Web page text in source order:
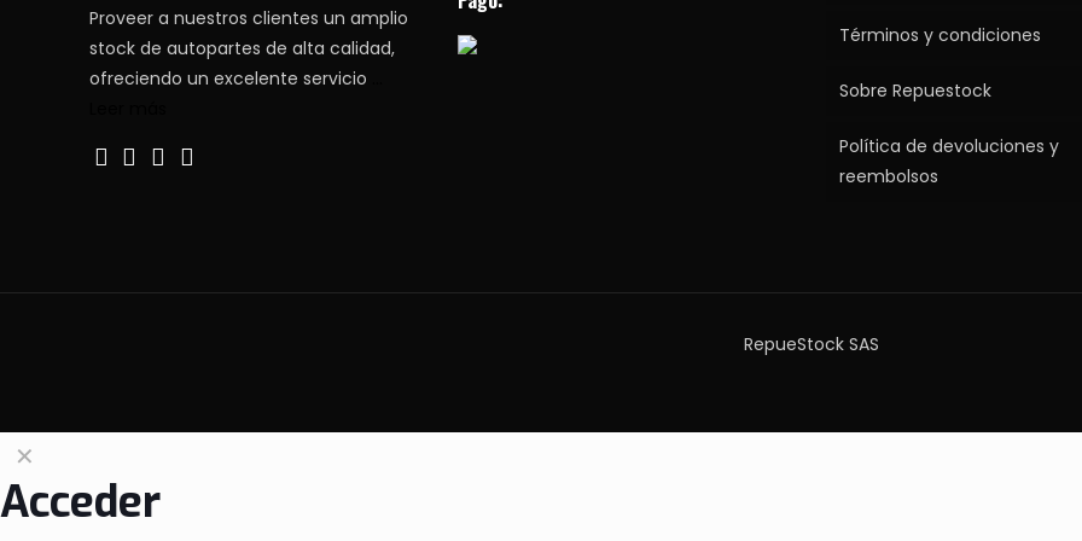
Proveer a nuestros clientes un amplio
stock de autopartes de alta calidad,
ofreciendo un excelente servicio
Términos y condiciones
Sobre Repuestock
Política de devoluciones y
reembolsos
RepueStock SAS
✕
Acceder